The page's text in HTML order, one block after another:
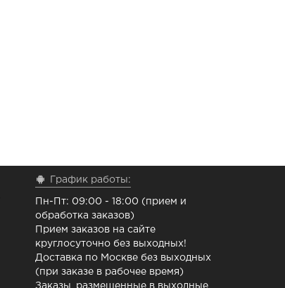
График работы:
Пн-Пт: 09:00 - 18:00 (прием и
обработка заказов)
Прием заказов на сайте
круглосуточно без выходных!
Доставка по Москве без выходных
(при заказе в рабочее время)
Заказы, размещенные в выходные,